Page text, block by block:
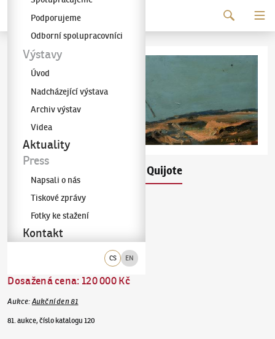
Galerie KODL
CS EN
Podporujeme
Odborní spolupracovníci
Výstavy
Úvod
Nadcházející výstava
Archiv výstav
Videa
Aktuality
Press
Napsali o nás
Tiskové zprávy
Fotky ke stažení
Kontakt
Don Quijote
olej na sololitu
42 × 111 cm
rám
80 000 Kč
Dosažená cena: 120 000 Kč
Aukce: Aukční den 81
81. aukce, číslo katalogu 120